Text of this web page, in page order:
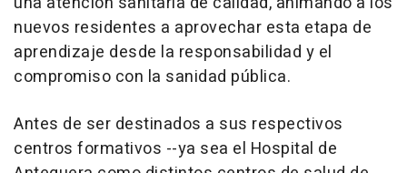
nuevos residentes a aprovechar esta etapa de
aprendizaje desde la responsabilidad y el
compromiso con la sanidad pública.
Antes de ser destinados a sus respectivos
centros formativos --ya sea el Hospital de